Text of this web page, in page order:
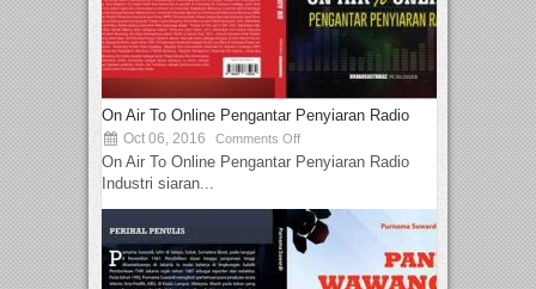
On Air To Online Pengantar Penyiaran Radio
Oct 06, 2016 Comments Off
On Air To Online Pengantar Penyiaran Radio
Industri siaran...